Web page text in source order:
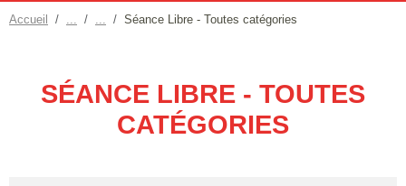
Accueil Séance Libre - Toutes catégories
SÉANCE LIBRE - TOUTES
CATÉGORIES